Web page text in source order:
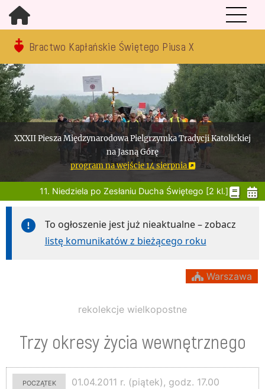
Bractwo Kapłańskie Świętego Piusa X
XXXII Piesza Międzynarodowa Pielgrzymka Tradycji Katolickiej
na Jasną Górę
program na wejście 14 sierpnia
11. Niedziela po Zesłaniu Ducha Świętego [2 kl.]
To ogłoszenie jest już nieaktualne – zobacz
listę komunikatów z bieżącego roku
Warszawa
rekolekcje wielkopostne
Trzy okresy życia wewnętrznego
początek
01.04.2011 r. (piątek), godz. 17.00